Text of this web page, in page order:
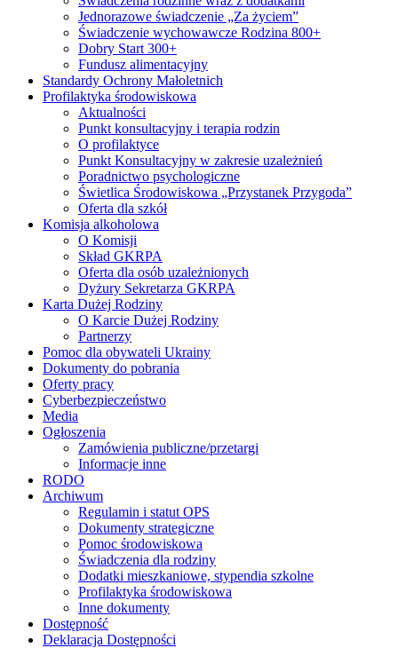
Jednorazowe świadczenie „Za życiem”
Świadczenie wychowawcze Rodzina 800+
Dobry Start 300+
Fundusz alimentacyjny
Standardy Ochrony Małoletnich
Profilaktyka środowiskowa
Aktualności
Punkt konsultacyjny i terapia rodzin
O profilaktyce
Punkt Konsultacyjny w zakresie uzależnień
Poradnictwo psychologiczne
Świetlica Środowiskowa „Przystanek Przygoda”
Oferta dla szkół
Komisja alkoholowa
O Komisji
Skład GKRPA
Oferta dla osób uzależnionych
Dyżury Sekretarza GKRPA
Karta Dużej Rodziny
O Karcie Dużej Rodziny
Partnerzy
Pomoc dla obywateli Ukrainy
Dokumenty do pobrania
Oferty pracy
Cyberbezpieczeństwo
Media
Ogłoszenia
Zamówienia publiczne/przetargi
Informacje inne
RODO
Archiwum
Regulamin i statut OPS
Dokumenty strategiczne
Pomoc środowiskowa
Świadczenia dla rodziny
Dodatki mieszkaniowe, stypendia szkolne
Profilaktyka środowiskowa
Inne dokumenty
Dostępność
Deklaracja Dostępności